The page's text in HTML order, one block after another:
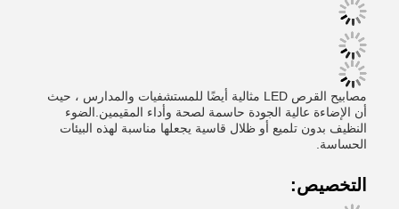
مصابيح القرص LED مثالية أيضًا للمستشفيات والمدارس ، حيث
أن الإضاءة عالية الجودة حاسمة لصحة وأداء المقيمين.الضوء
النظيف بدون تلميع أو ظلال قاسية يجعلها مناسبة لهذه البيئات
الحساسة.
التخصيص: